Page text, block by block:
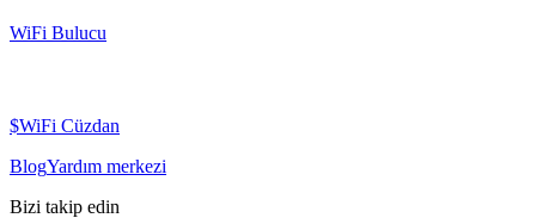
WiFi Bulucu
$WiFi Cüzdan
BlogYardım merkezi
Bizi takip edin